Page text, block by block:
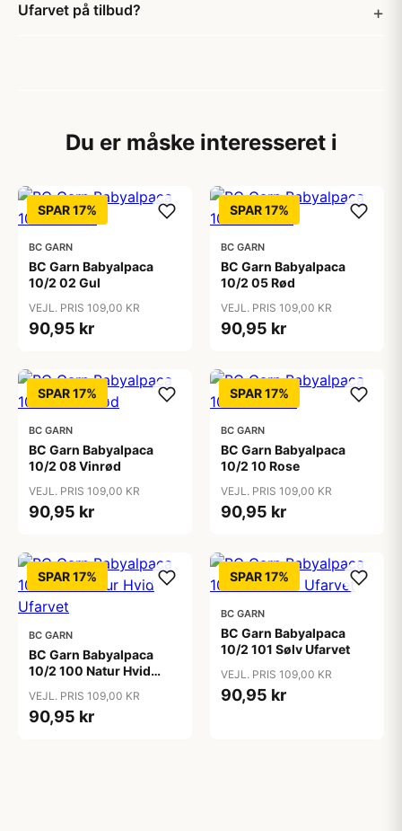
Ufarvet på tilbud?
Du er måske interesseret i
SPAR 17%
BC GARN
BC Garn Babyalpaca
10/2 02 Gul
VEJL. PRIS 109,00 KR
90,95 kr
SPAR 17%
BC GARN
BC Garn Babyalpaca
10/2 05 Rød
VEJL. PRIS 109,00 KR
90,95 kr
SPAR 17%
BC GARN
BC Garn Babyalpaca
10/2 08 Vinrød
VEJL. PRIS 109,00 KR
90,95 kr
SPAR 17%
BC GARN
BC Garn Babyalpaca
10/2 10 Rose
VEJL. PRIS 109,00 KR
90,95 kr
SPAR 17%
BC GARN
BC Garn Babyalpaca
10/2 100 Natur Hvid
VEJL. PRIS 109,00 KR
90,95 kr
SPAR 17%
BC GARN
BC Garn Babyalpaca
10/2 101 Sølv Ufarvet
VEJL. PRIS 109,00 KR
90,95 kr